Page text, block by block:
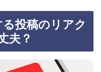
投稿のリアク
夫？